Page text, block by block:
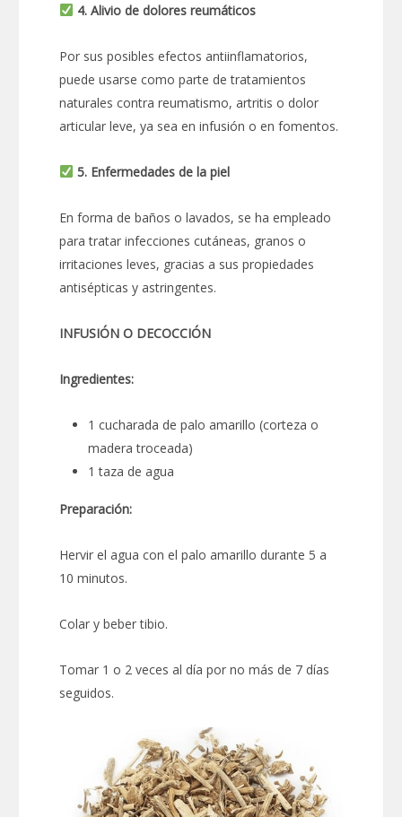
4. Alivio de dolores reumáticos
Por sus posibles efectos antiinflamatorios,
puede usarse como parte de tratamientos
naturales contra reumatismo, artritis o dolor
articular leve, ya sea en infusión o en fomentos.
5. Enfermedades de la piel
En forma de baños o lavados, se ha empleado
para tratar infecciones cutáneas, granos o
irritaciones leves, gracias a sus propiedades
antisépticas y astringentes.
INFUSIÓN O DECOCCIÓN
Ingredientes:
1 cucharada de palo amarillo (corteza o
madera troceada)
1 taza de agua
Preparación:
Hervir el agua con el palo amarillo durante 5 a
10 minutos.
Colar y beber tibio.
Tomar 1 o 2 veces al día por no más de 7 días
seguidos.